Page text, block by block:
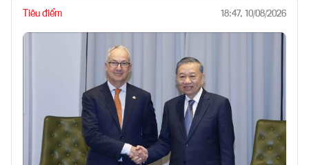
Tiêu điểm 18:47, 10/08/2026